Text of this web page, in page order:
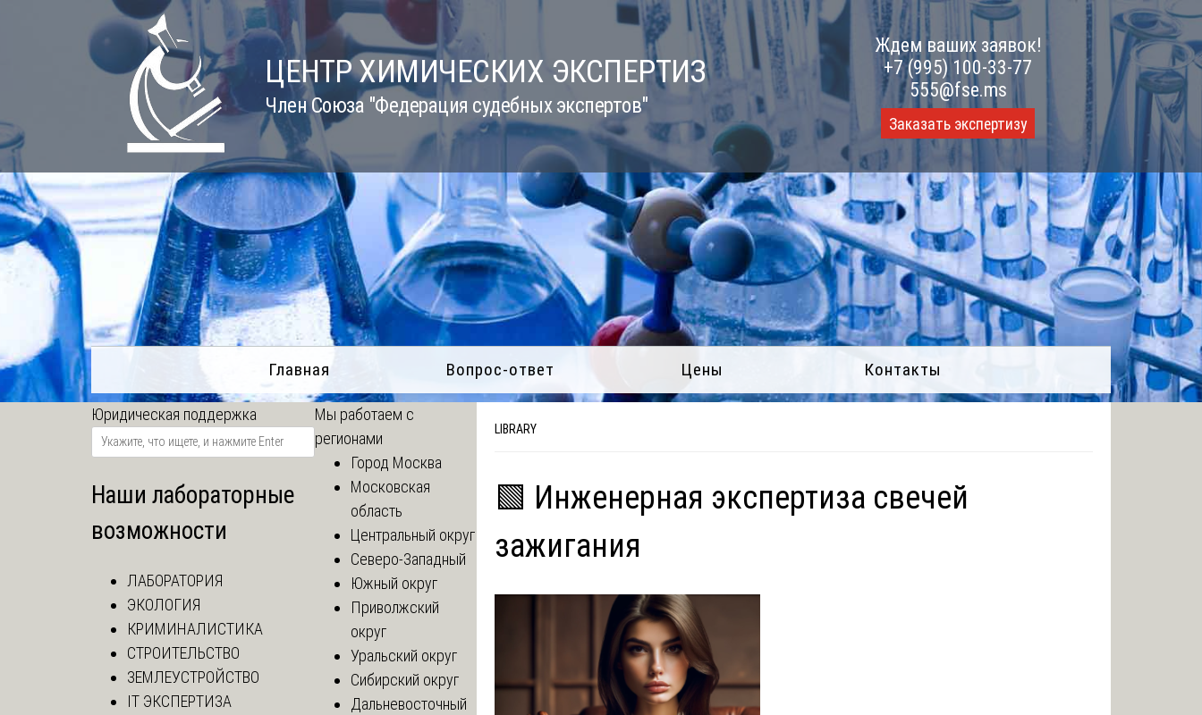
ЦЕНТР ХИМИЧЕСКИХ ЭКСПЕРТИЗ
Член Союза "Федерация судебных экспертов"
Ждем ваших заявок!
+7 (995) 100-33-77
555@fse.ms
Заказать экспертизу
Главная Вопрос-ответ Цены Контакты
LIBRARY
🟩 Инженерная экспертиза свечей
зажигания
Юридическая поддержка
Наши лабораторные
возможности
ЛАБОРАТОРИЯ
ЭКОЛОГИЯ
КРИМИНАЛИСТИКА
СТРОИТЕЛЬСТВО
ЗЕМЛЕУСТРОЙСТВО
IT ЭКСПЕРТИЗА
Мы работаем с
регионами
Город Москва
Московская
область
Центральный округ
Северо-Западный
Южный округ
Приволжский
округ
Уральский округ
Сибирский округ
Дальневосточный